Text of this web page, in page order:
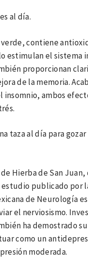
al día.
verde, contiene
estimulan el sistema
proporcionan
de la memoria.
insomnio, ambos
taza al día para
de Hierba de San
estudio publicado por
de Neurología
el nerviosismo.
ha demostrado
como un
moderada.